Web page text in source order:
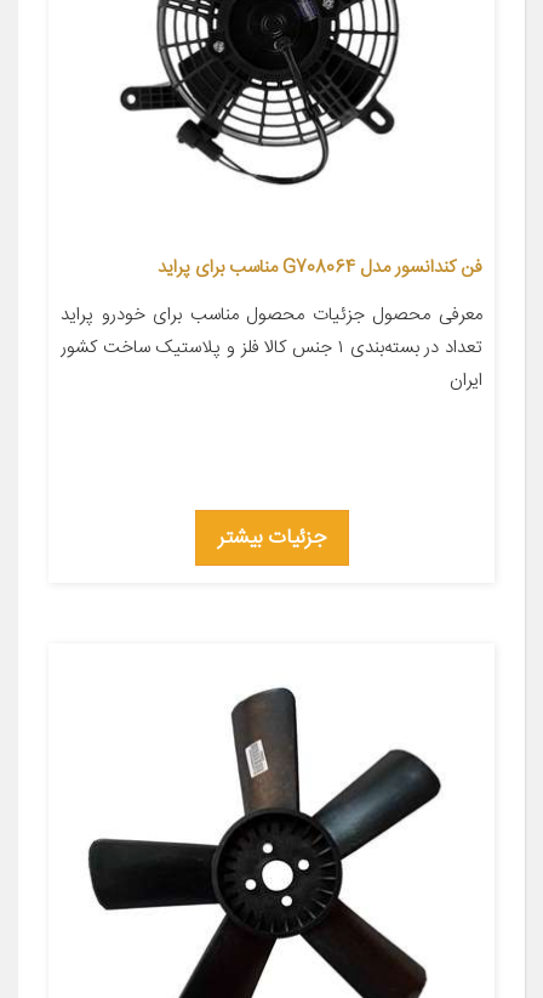
فن کندانسور مدل G708064 مناسب برای پراید
معرفی محصول جزئیات محصول مناسب برای خودرو پراید
تعداد در بسته‌بندی ۱ جنس کالا فلز و پلاستیک ساخت کشور
ایران
جزئیات بیشتر